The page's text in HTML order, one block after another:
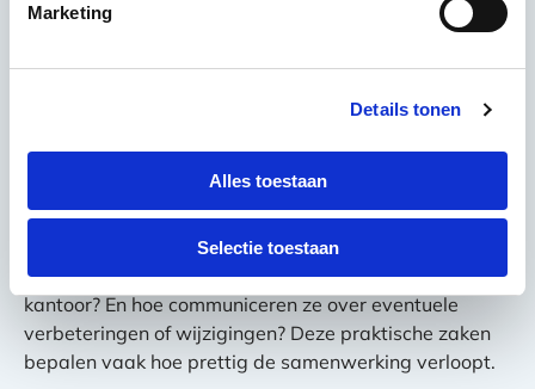
Marketing
Details tonen
Alles toestaan
Selectie toestaan
Hoe vaak voeren jullie kwaliteitscontroles uit?
Vraag ook naar hun werkwijze. Komen ze altijd op
hetzelfde tijdstip? Hebben ze een vast team voor jouw
kantoor? En hoe communiceren ze over eventuele
verbeteringen of wijzigingen? Deze praktische zaken
bepalen vaak hoe prettig de samenwerking verloopt.